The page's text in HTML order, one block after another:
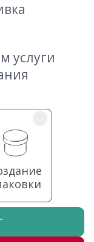
услуги